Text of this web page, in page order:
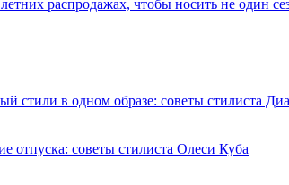
распродажах, чтобы носить не один
стили в одном образе: советы стилиста
отпуска: советы стилиста Олеси Куба